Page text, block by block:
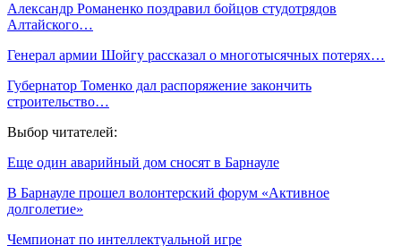
Александр Романенко поздравил бойцов студотрядов
Алтайского…
Генерал армии Шойгу рассказал о многотысячных потерях…
Губернатор Томенко дал распоряжение закончить
строительство…
Выбор читателей:
Еще один аварийный дом сносят в Барнауле
В Барнауле прошел волонтерский форум «Активное
долголетие»
Чемпионат по интеллектуальной игре